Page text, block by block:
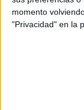
momento
"Privacidad" en la
Cap a dos
una baralla